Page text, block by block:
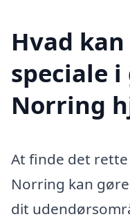
Hvad
speciale
Norring
At finde det
Norring kan
dit